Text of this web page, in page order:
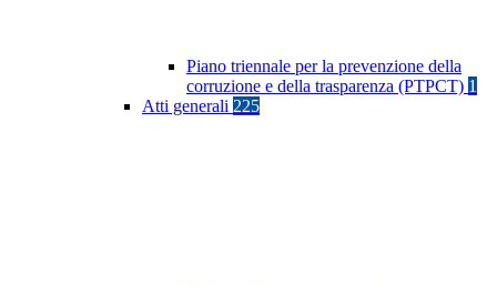
Piano triennale per la prevenzione della
corruzione e della trasparenza (PTPCT) 1
Atti generali 225